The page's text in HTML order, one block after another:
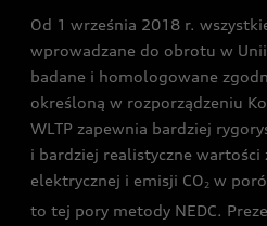
Audi exclusive
Od 1 września 2018 r.
wprowadzane do obrotu w
badane i homologowane
określoną w rozporządzeniu
WLTP zapewnia bardziej
i bardziej realistyczne
elektrycznej i emisji CO2 w
to tej pory metody NEDC.